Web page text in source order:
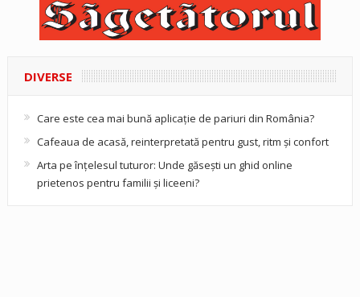
DIVERSE
Care este cea mai bună aplicație de pariuri din România?
Cafeaua de acasă, reinterpretată pentru gust, ritm și confort
Arta pe înțelesul tuturor: Unde găsești un ghid online
prietenos pentru familii și liceeni?